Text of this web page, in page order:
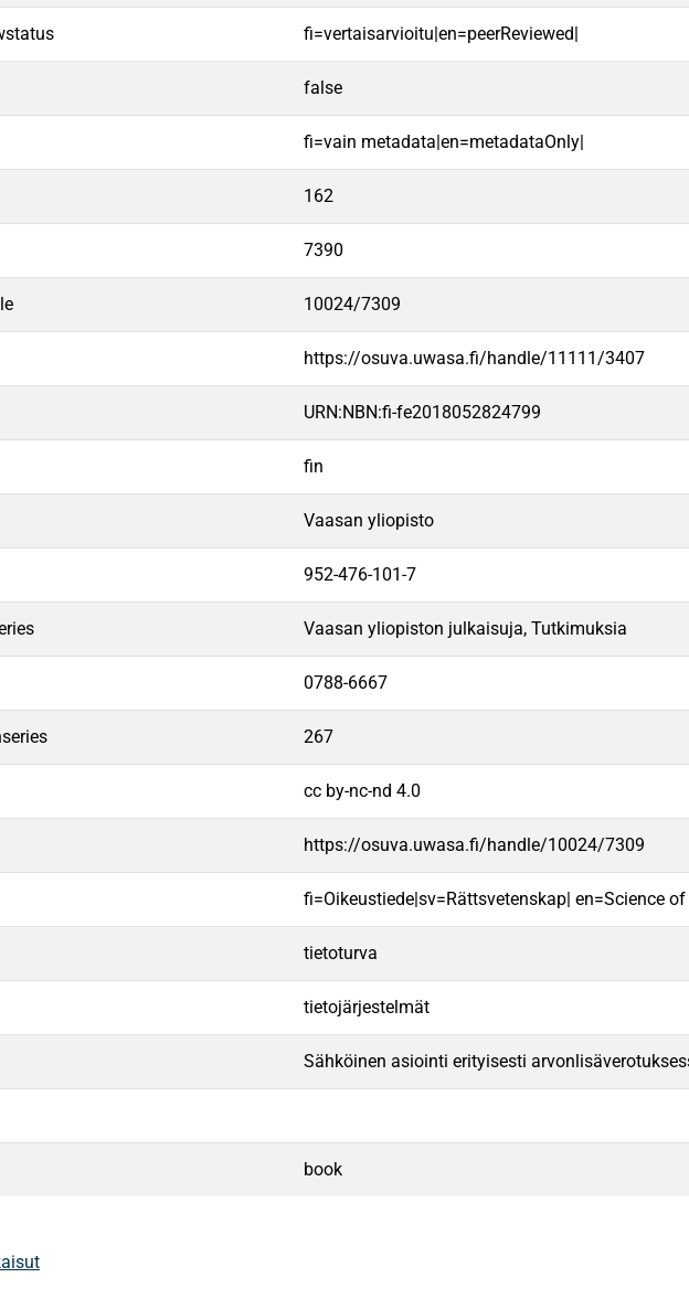
fi=vertaisarvioitu|en=peerReviewed|
false
fi=vain metadata|en=metadataOnly|
162
7390
10024/7309
https://osuva.uwasa.fi/handle/11111/3407
URN:NBN:fi-fe2018052824799
fin
Vaasan yliopisto
952-476-101-7
Vaasan yliopiston julkaisuja, Tutkimuksia
0788-6667
267
cc by-nc-nd 4.0
https://osuva.uwasa.fi/handle/10024/7309
fi=Oikeustiede|sv=Rättsvetenskap| en=Science
tietoturva
tietojärjestelmät
Sähköinen asiointi erityisesti
book